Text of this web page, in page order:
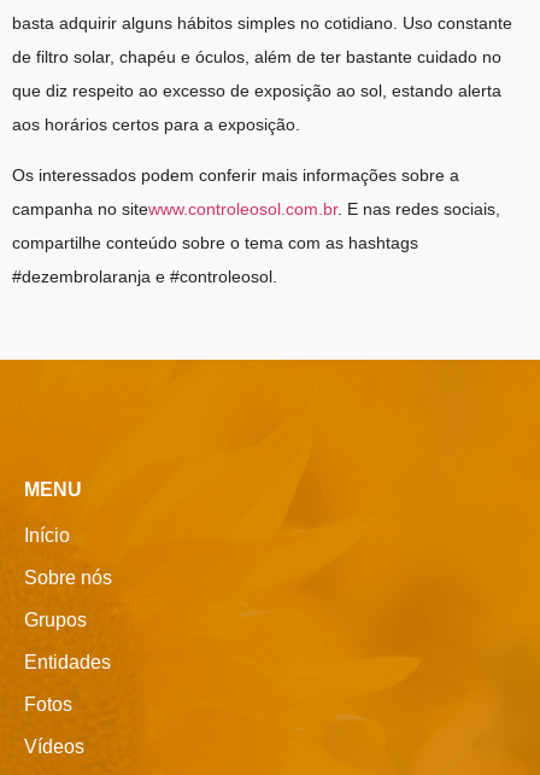
basta adquirir alguns hábitos simples no cotidiano. Uso constante
de filtro solar, chapéu e óculos, além de ter bastante cuidado no
que diz respeito ao excesso de exposição ao sol, estando alerta
aos horários certos para a exposição.
Os interessados podem conferir mais informações sobre a
campanha no sitewww.controleosol.com.br. E nas redes sociais,
compartilhe conteúdo sobre o tema com as hashtags
#dezembrolaranja e #controleosol.
MENU
Início
Sobre nós
Grupos
Entidades
Fotos
Vídeos